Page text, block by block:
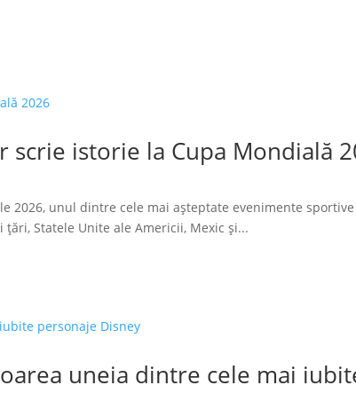
scrie istorie la Cupa Mondială
2026, unul dintre cele mai așteptate evenimente
Statele Unite ale Americii, Mexic și...
uneia dintre cele mai